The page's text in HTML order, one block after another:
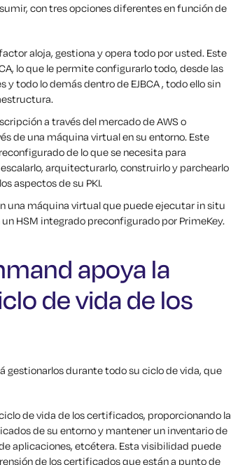
con tres opciones diferentes en función de
aloja, gestiona y opera todo por usted. Este
lo que le permite configurarlo todo, desde las
y todo lo demás dentro de EJBCA , todo ello sin
a través del mercado de AWS o
de una máquina virtual en su entorno. Este
de lo que se necesita para
arquitecturarlo, construirlo y parchearlo
aspectos de su PKI.
una máquina virtual que puede ejecutar in situ
HSM integrado preconfigurado por PrimeKey.
apoya la
de vida de los
gestionarlos durante todo su ciclo de vida, que
de vida de los certificados, proporcionando la
de su entorno y mantener un inventario de
aplicaciones, etcétera. Esta visibilidad puede
de los certificados que están a punto de